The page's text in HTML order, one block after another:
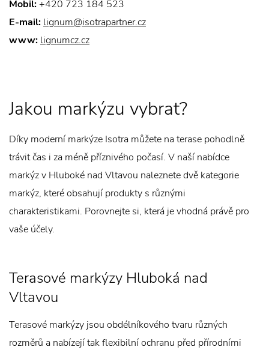
Mobil: +420 723 184 523
E-mail: lignum@isotrapartner.cz
www: lignumcz.cz
Jakou markýzu vybrat?
Díky moderní markýze Isotra můžete na terase pohodlně
trávit čas i za méně příznivého počasí. V naší nabídce
markýz v Hluboké nad Vltavou naleznete dvě kategorie
markýz, které obsahují produkty s různými
charakteristikami. Porovnejte si, která je vhodná právě pro
vaše účely.
Terasové markýzy Hluboká nad
Vltavou
Terasové markýzy jsou obdélníkového tvaru různých
rozměrů a nabízejí tak flexibilní ochranu před přírodními